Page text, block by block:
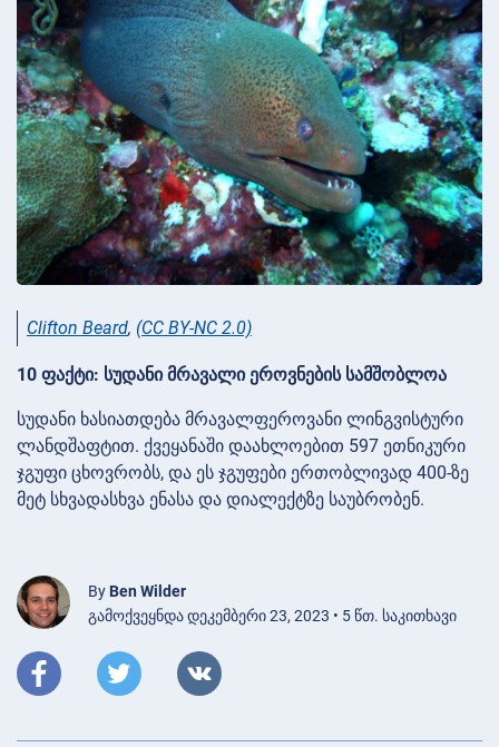
Clifton Beard, (CC BY-NC 2.0)
10 ფაქტი: სუდანი მრავალი ეროვნების სამშობლოა
სუდანი ხასიათდება მრავალფეროვანი ლინგვისტური
ლანდშაფტით. ქვეყანაში დაახლოებით 597 ეთნიკური
ჯგუფი ცხოვრობს, და ეს ჯგუფები ერთობლივად 400-ზე
მეტ სხვადასხვა ენასა და დიალექტზე საუბრობენ.
By Ben Wilder
გამოქვეყნდა დეკემბერი 23, 2023 • 5 წთ. საკითხავი